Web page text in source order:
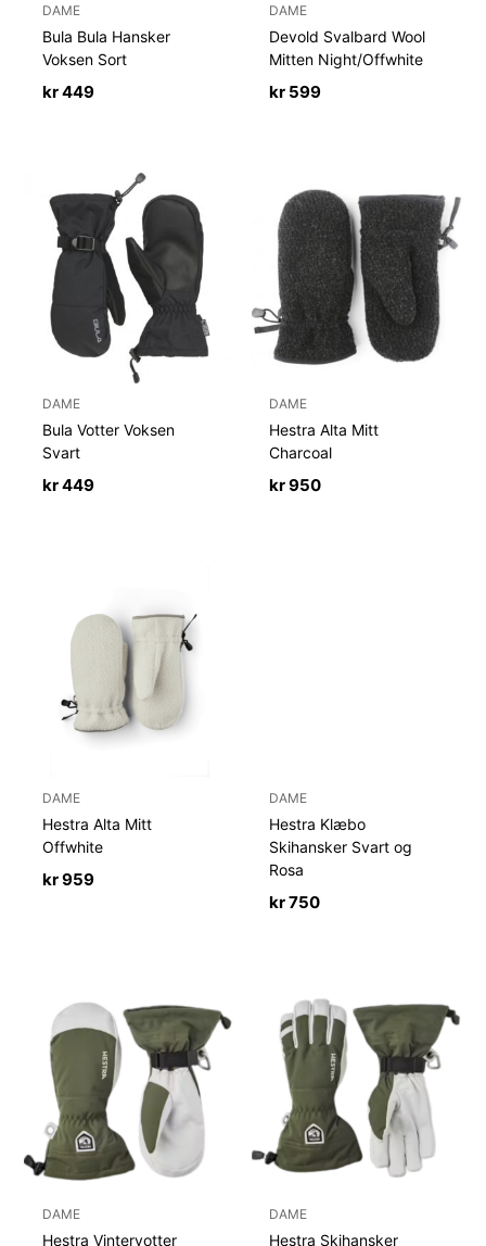
DAME
Bula Bula Hansker
Voksen Sort
kr449
DAME
Devold Svalbard Wool
Mitten Night/Offwhite
kr 599
DAME
Bula Votter Voksen
Svart
kr449
DAME
Hestra Alta Mitt
Charcoal
kr950
DAME
Hestra Alta Mitt
Offwhite
kr959
DAME
Hestra Klæbo
Skihansker Svart og
Rosa
kr750
DAME
Hestra Vintervotter
DAME
Hestra Skihansker